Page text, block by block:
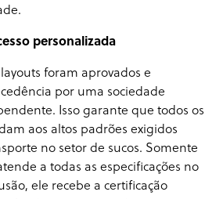
personalizada
foram aprovados e
por uma sociedade
Isso garante que todos os
aos altos padrões exigidos
no setor de sucos. Somente
a todas as especificações no
ele recebe a certificação